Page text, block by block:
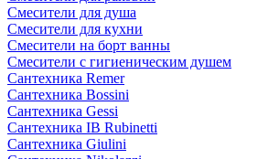
Смесители для душа
Смесители для кухни
Смесители на борт ванны
Смесители с гигиеническим душем
Сантехника Remer
Сантехника Bossini
Сантехника Gessi
Сантехника IB Rubinetti
Сантехника Giulini